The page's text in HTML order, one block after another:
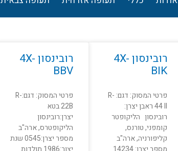
רובינסון 4X-
BIK
פרטי המסוק: דגם: R-
44 II ראבן יצרן:
רובינסון הליקופטר
קומפני, טורנס,
קליפורניה, ארה"ב
רובינסון 4X-
BBV
פרטי המסוק: דגם:R-
22B בטא
יצרן:רובינסון
הליקופטרס, ארה"ב
מספר יצרן:0545 שנת